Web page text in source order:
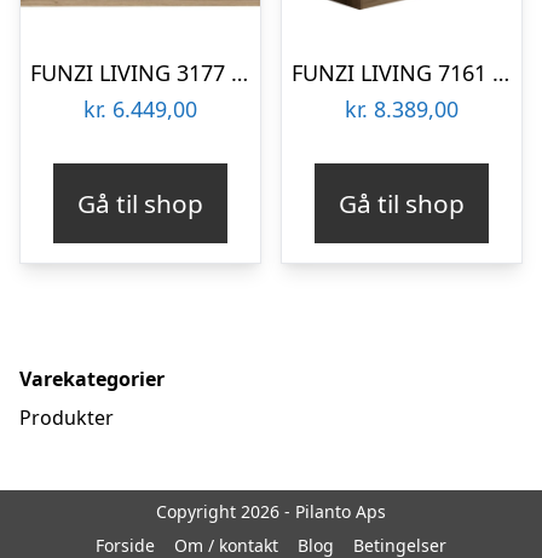
FUNZI LIVING 3177 garderobeskab, 2 skydelåger, 2 bøjlestænger, 2 skuffer – natur/sort melamin
kr. 6.449,00
Gå til shop
FUNZI LIVING 7161 garderobeskab, spejl, 2 skydelåger, 2 bøjlestænger, 2 skuffer – natur melamin
kr. 8.389,00
Gå til shop
Varekategorier
Produkter
Copyright 2026 - Pilanto Aps
Forside
Om / kontakt Blog Betingelser